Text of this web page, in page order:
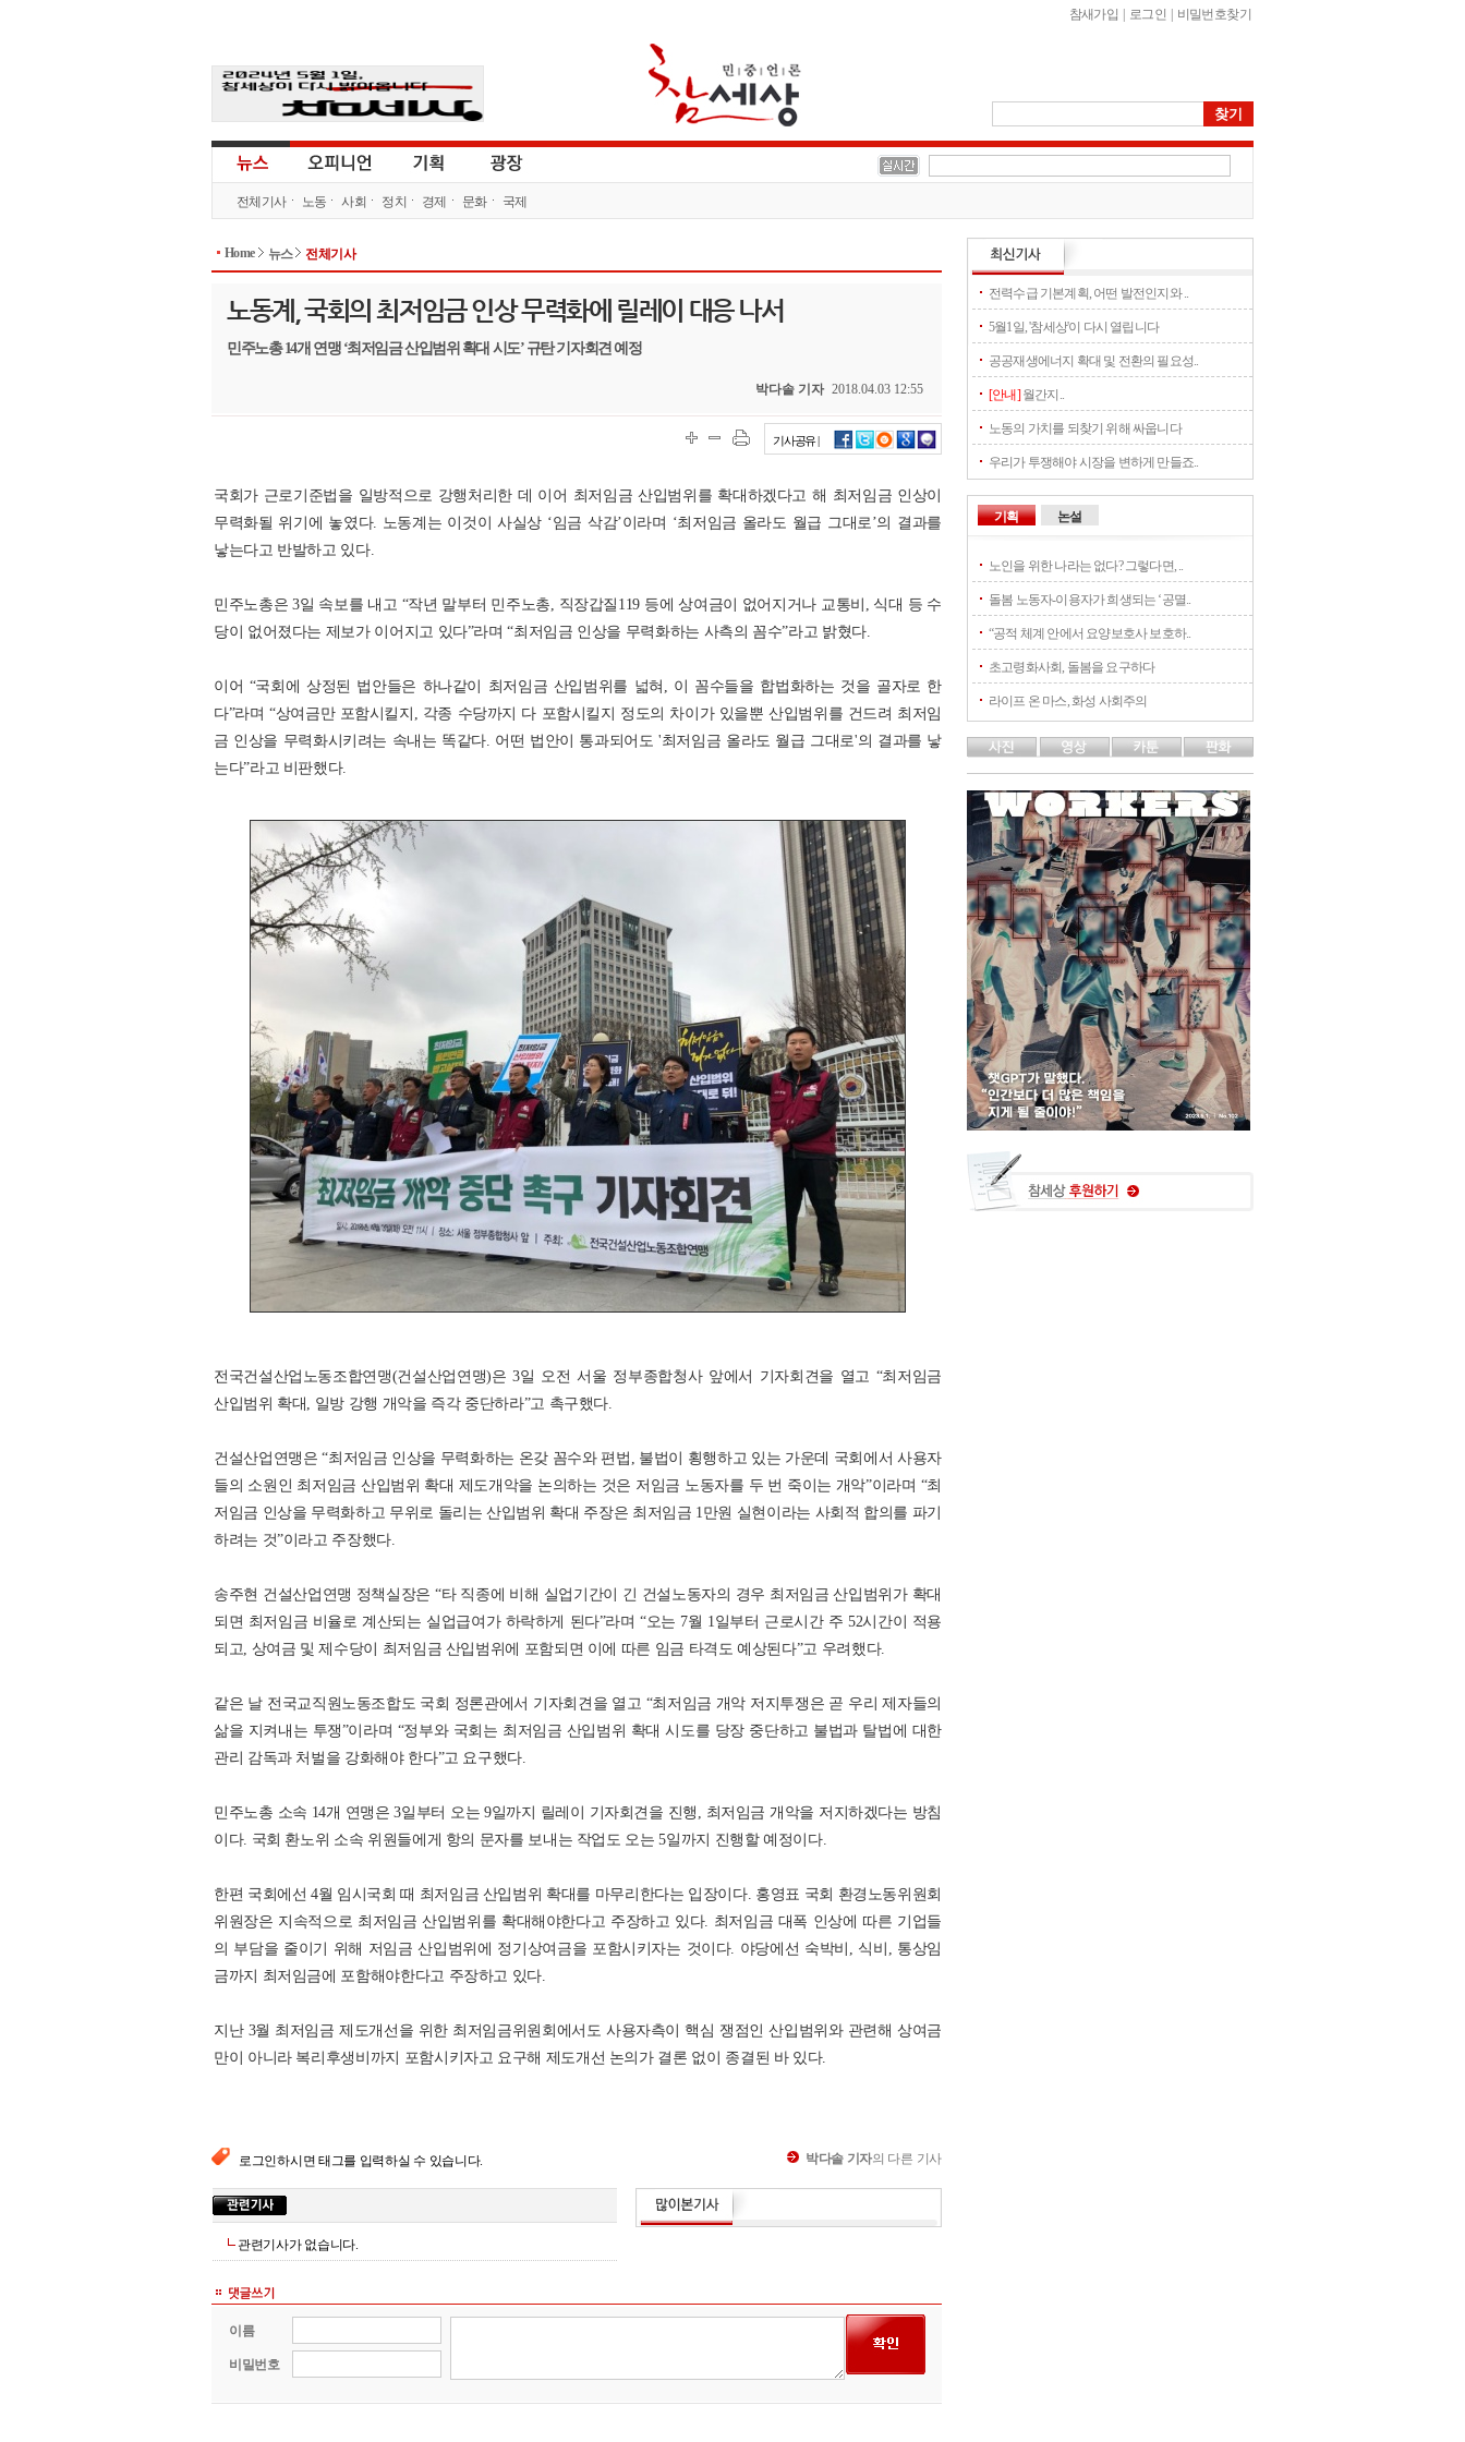
참새가입 로그인 비밀번호찾기
전체기사 노동 사회 정치 경제 문화 국제
Home 뉴스 전체기사
노동계, 국회의 최저임금 인상 무력화에 릴레이 대응 나서
민주노총 14개 연맹 ‘최저임금 산입범위 확대 시도’ 규탄 기자회견 예정
박다솔 기자 2018.04.03 12:55
기사공유 |
국회가 근로기준법을 일방적으로 강행처리한 데 이어 최저임금 산입범위를 확대하겠다고 해 최저임금 인상이
무력화될 위기에 놓였다. 노동계는 이것이 사실상 ‘임금 삭감’이라며 ‘최저임금 올라도 월급 그대로’의 결과를
낳는다고 반발하고 있다.
민주노총은 3일 속보를 내고 “작년 말부터 민주노총, 직장갑질119 등에 상여금이 없어지거나 교통비, 식대 등 수
당이 없어졌다는 제보가 이어지고 있다”라며 “최저임금 인상을 무력화하는 사측의 꼼수”라고 밝혔다.
이어 “국회에 상정된 법안들은 하나같이 최저임금 산입범위를 넓혀, 이 꼼수들을 합법화하는 것을 골자로 한
다”라며 “상여금만 포함시킬지, 각종 수당까지 다 포함시킬지 정도의 차이가 있을뿐 산입범위를 건드려 최저임
금 인상을 무력화시키려는 속내는 똑같다. 어떤 법안이 통과되어도 '최저임금 올라도 월급 그대로'의 결과를 낳
는다”라고 비판했다.
전국건설산업노동조합연맹(건설산업연맹)은 3일 오전 서울 정부종합청사 앞에서 기자회견을 열고 “최저임금
산입범위 확대, 일방 강행 개악을 즉각 중단하라”고 촉구했다.
건설산업연맹은 “최저임금 인상을 무력화하는 온갖 꼼수와 편법, 불법이 횡행하고 있는 가운데 국회에서 사용자
들의 소원인 최저임금 산입범위 확대 제도개악을 논의하는 것은 저임금 노동자를 두 번 죽이는 개악”이라며 “최
저임금 인상을 무력화하고 무위로 돌리는 산입범위 확대 주장은 최저임금 1만원 실현이라는 사회적 합의를 파기
하려는 것”이라고 주장했다.
송주현 건설산업연맹 정책실장은 “타 직종에 비해 실업기간이 긴 건설노동자의 경우 최저임금 산입범위가 확대
되면 최저임금 비율로 계산되는 실업급여가 하락하게 된다”라며 “오는 7월 1일부터 근로시간 주 52시간이 적용
되고, 상여금 및 제수당이 최저임금 산입범위에 포함되면 이에 따른 임금 타격도 예상된다”고 우려했다.
같은 날 전국교직원노동조합도 국회 정론관에서 기자회견을 열고 “최저임금 개악 저지투쟁은 곧 우리 제자들의
삶을 지켜내는 투쟁”이라며 “정부와 국회는 최저임금 산입범위 확대 시도를 당장 중단하고 불법과 탈법에 대한
관리 감독과 처벌을 강화해야 한다”고 요구했다.
민주노총 소속 14개 연맹은 3일부터 오는 9일까지 릴레이 기자회견을 진행, 최저임금 개악을 저지하겠다는 방침
이다. 국회 환노위 소속 위원들에게 항의 문자를 보내는 작업도 오는 5일까지 진행할 예정이다.
한편 국회에선 4월 임시국회 때 최저임금 산입범위 확대를 마무리한다는 입장이다. 홍영표 국회 환경노동위원회
위원장은 지속적으로 최저임금 산입범위를 확대해야한다고 주장하고 있다. 최저임금 대폭 인상에 따른 기업들
의 부담을 줄이기 위해 저임금 산입범위에 정기상여금을 포함시키자는 것이다. 야당에선 숙박비, 식비, 통상임
금까지 최저임금에 포함해야한다고 주장하고 있다.
지난 3월 최저임금 제도개선을 위한 최저임금위원회에서도 사용자측이 핵심 쟁점인 산입범위와 관련해 상여금
만이 아니라 복리후생비까지 포함시키자고 요구해 제도개선 논의가 결론 없이 종결된 바 있다.
로그인하시면 태그를 입력하실 수 있습니다. 박다솔 기자의 다른 기사
관련기사가 없습니다.
이름
비밀번호
전력수급 기본계획, 어떤 발전인지와 ..
5월1일, '참세상'이 다시 열립니다
공공재생에너지 확대 및 전환의 필요성..
[안내]월간지..
노동의 가치를 되찾기 위해 싸웁니다
우리가 투쟁해야 시장을 변하게 만들죠..
기획
노인을 위한 나라는 없다? 그렇다면, ..
돌봄 노동자-이용자가 희생되는 ‘공멸..
“공적 체계 안에서 요양보호사 보호하..
초고령화사회, 돌봄을 요구하다
라이프 온 마스, 화성 사회주의
논설